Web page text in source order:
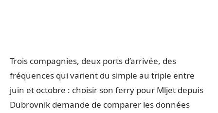
Trois compagnies, deux ports d’arrivée, des
fréquences qui varient du simple au triple entre
juin et octobre : choisir son ferry pour Mljet depuis
Dubrovnik demande de comparer les données